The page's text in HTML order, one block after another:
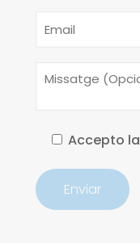
Accepto la